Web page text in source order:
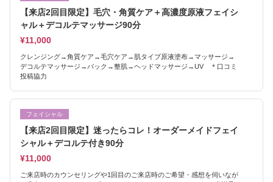
【来店2回目限定】毛穴・角質ケア＋高濃度原液フェイシ
ャル＋デコルテマッサージ90分
¥11,000
クレンジング→角質ケア→毛穴ケア→肌タイプ原液塗布→マッサージ→
デコルテマッサージ→パック→整肌→ヘッドマッサージ→UV ＊口コミ
投稿協力
フェイシャル
【来店2回目限定】迷ったらコレ！オーダーメイドフェイ
シャル＋デコルテ付き90分
¥11,000
ご来店時のカウンセリングや1回目のご来店時のご希望・感想を伺いなが